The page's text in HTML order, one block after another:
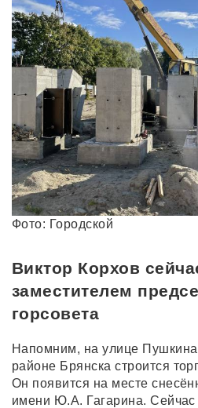
Фото: Городской
Виктор Корхов
заместителем
горсовета
Напомним, на улице
районе Брянска строится
Он появится на месте
имени Ю.А. Гагарина. Сейчас